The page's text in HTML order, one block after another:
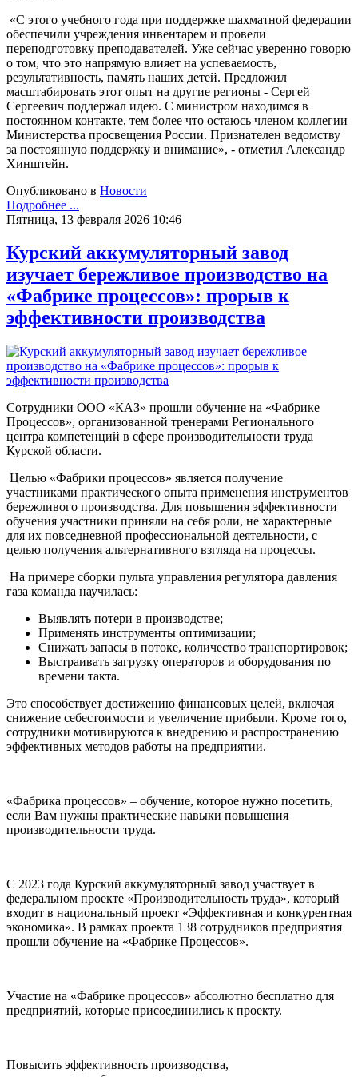
«С этого учебного года при поддержке шахматной федерации
обеспечили учреждения инвентарем и провели
переподготовку преподавателей. Уже сейчас уверенно говорю
о том, что это напрямую влияет на успеваемость,
результативность, память наших детей. Предложил
масштабировать этот опыт на другие регионы - Сергей
Сергеевич поддержал идею. С министром находимся в
постоянном контакте, тем более что остаюсь членом коллегии
Министерства просвещения России. Признателен ведомству
за постоянную поддержку и внимание», - отметил Александр
Хинштейн.
Опубликовано в Новости
Подробнее ...
Пятница, 13 февраля 2026 10:46
Курский аккумуляторный завод
изучает бережливое производство на
«Фабрике процессов»: прорыв к
эффективности производства
Сотрудники ООО «КАЗ» прошли обучение на «Фабрике
Процессов», организованной тренерами Регионального
центра компетенций в сфере производительности труда
Курской области.
Целью «Фабрики процессов» является получение
участниками практического опыта применения инструментов
бережливого производства. Для повышения эффективности
обучения участники приняли на себя роли, не характерные
для их повседневной профессиональной деятельности, с
целью получения альтернативного взгляда на процессы.
На примере сборки пульта управления регулятора давления
газа команда научилась:
Выявлять потери в производстве;
Применять инструменты оптимизации;
Снижать запасы в потоке, количество транспортировок;
Выстраивать загрузку операторов и оборудования по
времени такта.
Это способствует достижению финансовых целей, включая
снижение себестоимости и увеличение прибыли. Кроме того,
сотрудники мотивируются к внедрению и распространению
эффективных методов работы на предприятии.
«Фабрика процессов» – обучение, которое нужно посетить,
если Вам нужны практические навыки повышения
производительности труда.
С 2023 года Курский аккумуляторный завод участвует в
федеральном проекте «Производительность труда», который
входит в национальный проект «Эффективная и конкурентная
экономика». В рамках проекта 138 сотрудников предприятия
прошли обучение на «Фабрике Процессов».
Участие на «Фабрике процессов» абсолютно бесплатно для
предприятий, которые присоединились к проекту.
Повысить эффективность производства,